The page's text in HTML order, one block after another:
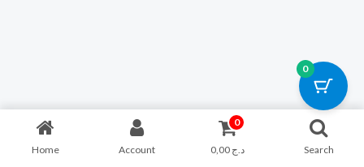
Home Account
0
د.ج Search
0